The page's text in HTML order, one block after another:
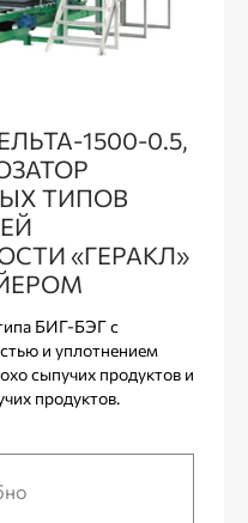
1500-0.5,
ТИПОВ
«ГЕРАКЛ»
БИГ-БЭГ с
и уплотнением
сыпучих продуктов и
продуктов.